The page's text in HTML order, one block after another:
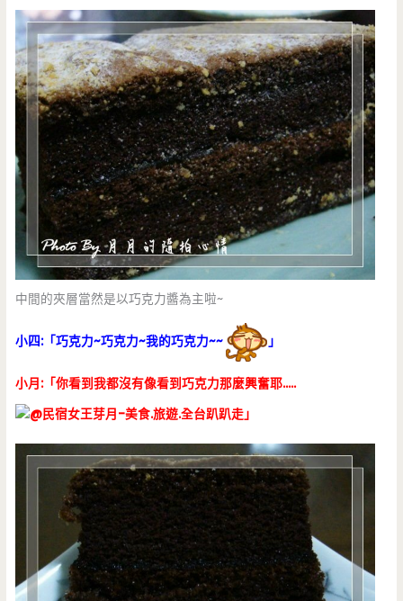
中間的夾層當然是以巧克力醬為主啦~
小四:「巧克力~巧克力~我的巧克力~~ 」
小月:「你看到我都沒有像看到巧克力那麼興奮耶…..
」